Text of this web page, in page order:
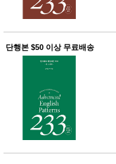
농산품
유
아
놀이방
매트
DVD
유아 보
조형물
DIY
유아 이
유식
아기띠/
단행본 $50 이상 무료배송